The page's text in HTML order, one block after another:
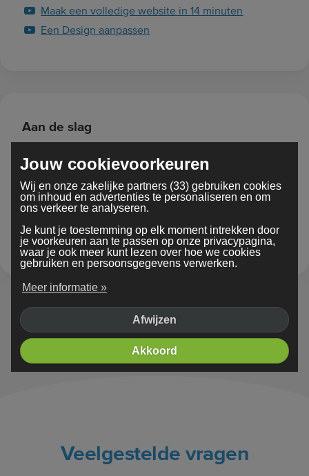
Maak een volledige website in 14 minuten
Een Design aanpassen
Aan de slag
wereldwijde web.
Hoe registreer ik een domeinnaam?
Wat betekenen deze website-termen?
Hoe publiceer ik mijn website?
Bezoek het helpcentrum
Veelgestelde vragen
Jouw cookievoorkeuren
Wij en onze zakelijke partners (33) gebruiken cookies
om inhoud en advertenties te personaliseren en om
ons verkeer te analyseren.
Je kunt je toestemming op elk moment intrekken door
je voorkeuren aan te passen op onze privacypagina,
waar je ook meer kunt lezen over hoe we cookies
gebruiken en persoonsgegevens verwerken.
Meer informatie »
Afwijzen
Akkoord